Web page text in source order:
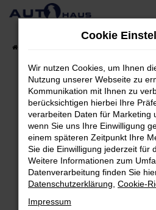
Zum
Fehler: Network
Beim Laden ist ein Fehler
Hier sind ein paar Tipps, die
Überprüfe deine Firewall
Internetverbindung.
Laden andere Webseiten,
Suchmaschine?
Cookie
Wir nutzen Cookies, um Ihnen
Nutzung unserer Webseite zu
Kommunikation mit Ihnen zu
berücksichtigen hierbei Ihre
verarbeiten Daten für Marketing
wenn Sie uns Ihre Einwilligung
einem späteren Zeitpunkt Ihre
Sie die Einwilligung jederzeit für
Weitere Informationen zum
Datenverarbeitung finden Sie
Datenschutzerklärung Cookie-
Impressum